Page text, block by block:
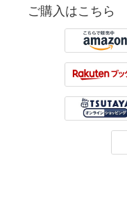
ご購入はこちら
Amazon
Rakuten
Tsutaya